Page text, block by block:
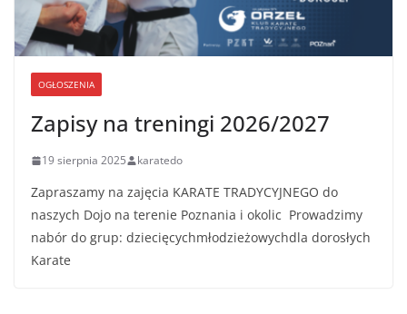
OGŁOSZENIA
Zapisy na treningi 2026/2027
19 sierpnia 2025 karatedo
Zapraszamy na zajęcia KARATE TRADYCYJNEGO do
naszych Dojo na terenie Poznania i okolic Prowadzimy
nabór do grup: dziecięcychmłodzieżowychdla dorosłych
Karate